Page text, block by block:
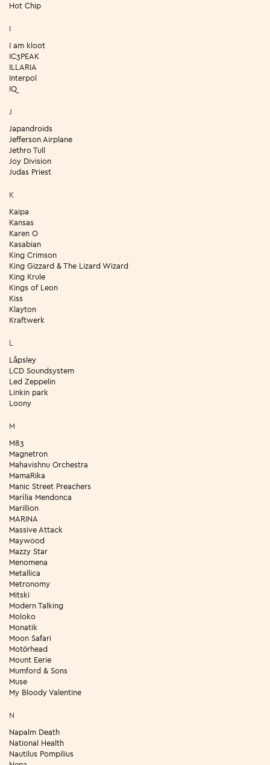
Hot Chip
I
I am kloot
IC3PEAK
ILLARIA
Interpol
IQ
J
Japandroids
Jefferson Airplane
Jethro Tull
Joy Division
Judas Priest
K
Kaipa
Kansas
Karen O
Kasabian
King Crimson
King Gizzard & The Lizard Wizard
King Krule
Kings of Leon
Kiss
Klayton
Kraftwerk
L
Låpsley
LCD Soundsystem
Led Zeppelin
Linkin park
Loony
M
M83
Magnetron
Mahavishnu Orchestra
MamaRika
Manic Street Preachers
Marília Mendonca
Marillion
MARINA
Massive Attack
Maywood
Mazzy Star
Menomena
Metallica
Metronomy
Mitski
Modern Talking
Moloko
Monatik
Moon Safari
Motörhead
Mount Eerie
Mumford & Sons
Muse
My Bloody Valentine
N
Napalm Death
National Health
Nautilus Pompilius